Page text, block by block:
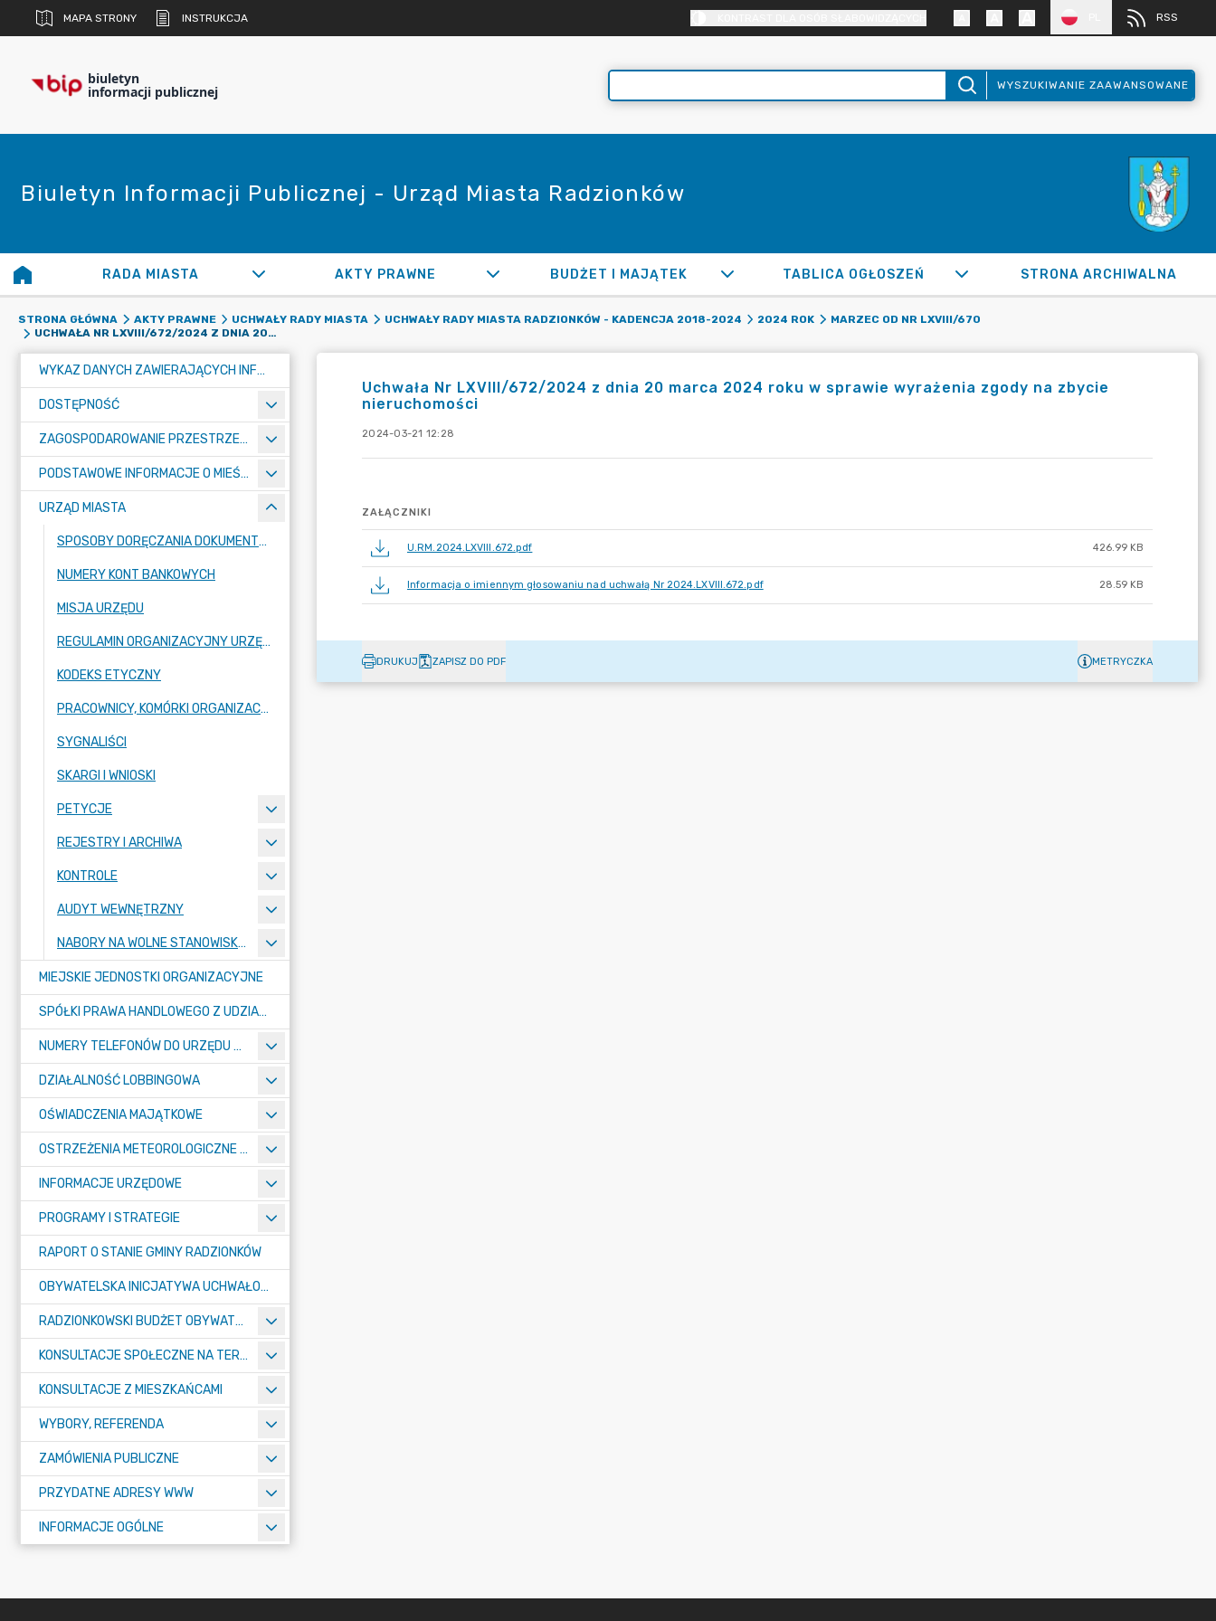
MAPA STRONY INSTRUKCJA RSS
biuletyn
informacji publicznej WYSZUKIWANIE ZAAWANSOWANE
Biuletyn Informacji Publicznej - Urząd Miasta Radzionków
RADA MIASTA AKTY PRAWNE BUDŻET I MAJĄTEK TABLICA OGŁOSZEŃ STRONA ARCHIWALNA
STRONA GŁÓWNA AKTY PRAWNE UCHWAŁY RADY MIASTA UCHWAŁY RADY MIASTA RADZIONKÓW - KADENCJA 2018-2024 2024 ROK
MARZEC OD NR LXVIII/670
UCHWAŁA NR LXVIII/672/2024 Z DNIA 20 MARCA 2024 ROKU W SPRAWIE WYRAŻENIA ZGODY NA ZBYCIE NIERUCHOMOŚCI
WYKAZ DANYCH ZAWIERAJĄCYCH INFORMACJE O ŚRODOWISKU I JEGO OCHRONIE
DOSTĘPNOŚĆ
ZAGOSPODAROWANIE PRZESTRZENNE
PODSTAWOWE INFORMACJE O MIEŚCIE
URZĄD MIASTA
SPOSOBY DORĘCZANIA DOKUMENTÓW DO URZĘDU MIASTA RADZIONKÓW
NUMERY KONT BANKOWYCH
MISJA URZĘDU
REGULAMIN ORGANIZACYJNY URZĘDU
KODEKS ETYCZNY
PRACOWNICY, KOMÓRKI ORGANIZACYJNE URZĘDU
SYGNALIŚCI
SKARGI I WNIOSKI
PETYCJE
REJESTRY I ARCHIWA
KONTROLE
AUDYT WEWNĘTRZNY
NABORY NA WOLNE STANOWISKA PRACY
MIEJSKIE JEDNOSTKI ORGANIZACYJNE
SPÓŁKI PRAWA HANDLOWEGO Z UDZIAŁEM GMINY
NUMERY TELEFONÓW DO URZĘDU MIASTA, MIEJSKICH JEDNOSTEK ORGANIZACYJNYCH ORAZ SPÓŁEK PRAWA HANDLOWEGO Z UDZIAŁEM GMINY
DZIAŁALNOŚĆ LOBBINGOWA
OŚWIADCZENIA MAJĄTKOWE
OSTRZEŻENIA METEOROLOGICZNE O ZŁYM STANIE POWIETRZA I INNE
INFORMACJE URZĘDOWE
PROGRAMY I STRATEGIE
RAPORT O STANIE GMINY RADZIONKÓW
OBYWATELSKA INICJATYWA UCHWAŁODAWCZA
RADZIONKOWSKI BUDŻET OBYWATELSKI
KONSULTACJE SPOŁECZNE NA TERENIE MIASTA RADZIONKÓW
KONSULTACJE Z MIESZKAŃCAMI
WYBORY, REFERENDA
ZAMÓWIENIA PUBLICZNE
PRZYDATNE ADRESY WWW
INFORMACJE OGÓLNE
Uchwała Nr LXVIII/672/2024 z dnia 20 marca 2024 roku w sprawie wyrażenia zgody na zbycie
nieruchomości
2024-03-21 12:28
ZAŁĄCZNIKI
U.RM.2024.LXVIII.672.pdf 426.99 KB
Informacja o imiennym głosowaniu nad uchwałą Nr 2024.LXVIII.672.pdf 28.59 KB
DRUKUJ ZAPISZ DO PDF METRYCZKA